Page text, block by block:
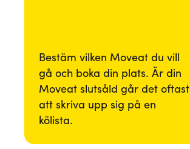
Bestäm vilken Moveat du vill
gå och boka din plats. Är din
Moveat slutsåld går det oftast
att skriva upp sig på en
kölista.